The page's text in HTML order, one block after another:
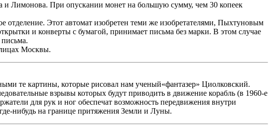
и Лимонова. При опускании монет на большую сумму, чем 30 копеек
отделение. Этот автомат изобретен теми же изобретателями, Пыхтуновым
и конверты с бумагой, принимает письма без марки. В этом случае
Москвы.
те картины, которые рисовал нам ученый«фантазер» Циолковский.
взрывы которых будут приводить в движение корабль (в 1960-е
для рук и ног обеспечат возможность передвижения внутри
нибудь на границе притяжения Земли и Луны.